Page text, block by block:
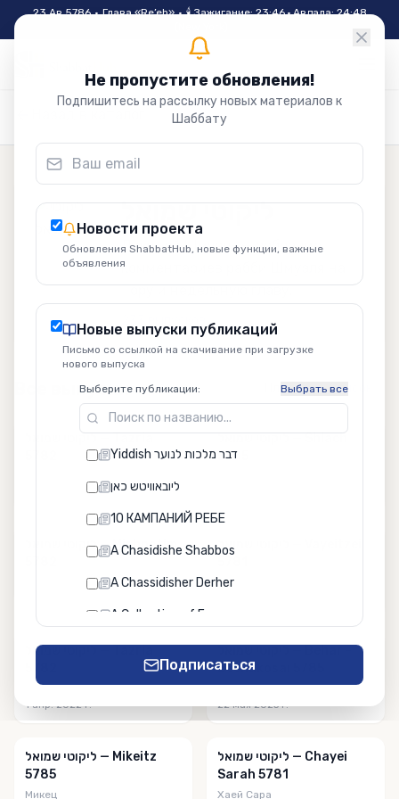
Skip to main content
23 Ав 5786 • Глава «Re’eh» • 🕯Зажигание:23:46·Авдала:24:48
Не пропустите обновления!
Подпишитесь на рассылку новых материалов к
Шаббату
Новости проекта
Обновления ShabbatHub, новые функции, важные
объявления
Новые выпуски публикаций
Письмо со ссылкой на скачивание при загрузке
нового выпуска
Выберите публикации:
Выбрать все
Yiddish דבר מלכות לנוער
ליובאוויטש כאן
10 КАМПАНИЙ РЕБЕ
A Chasidishe Shabbos
A Chassidisher Derher
A Collection of Essays
Aish
Anfei Erez
Подписаться
ליקוטי שמואל
Ликутей Шмуэль — собрание
комментариев рабби Шмуэля на
Тору и недельную главу.
Все выпуски Плитка Список
ליקוטי שמואל — Tazria
1 апр. 2022 г.
ליקוטי שמואל — Shlach
5785
ליקוטי שמואל — Mishpotim
28 янв. 2022 г.
ליקוטי שמואל — Vayeitzei
Ваеце
ליקוטי שמואל — Tazria
Тазриа
1 апр. 2022 г.
Bechukosai 5785
Бехукотай
22 мая 2025 г.
ליקוטי שמואל — Mikeitz
5785
Микец
ליקוטי שמואל — Chayei
Sarah 5781
Хаей Сара